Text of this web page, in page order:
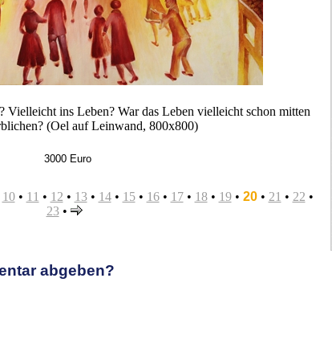
Vielleicht ins Leben? War das Leben vielleicht schon mitten
(Oel auf Leinwand, 800x800)
3000 Euro
10• 11 • 12 • 13• 14• 15• 16• 17• 18• 19• 20• 21 • 22 •
23•
abgeben?